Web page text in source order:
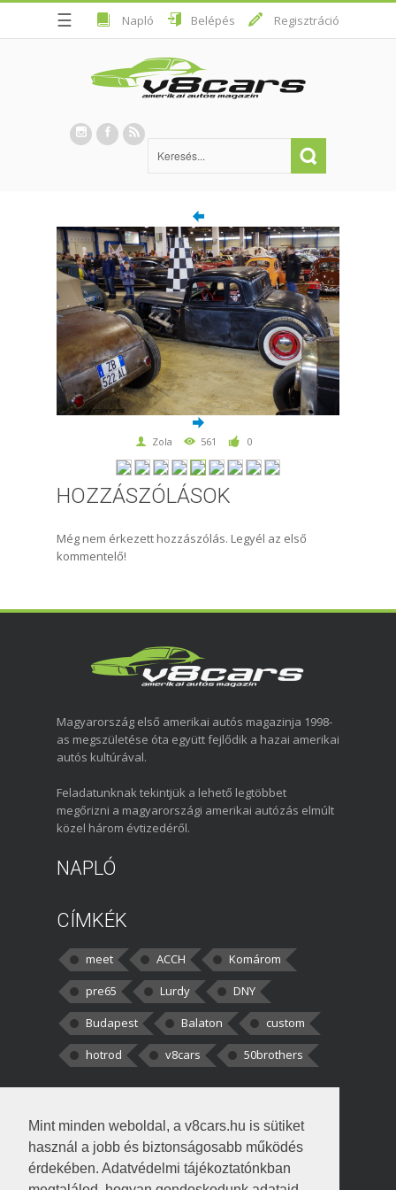
Mint minden weboldal, a v8cars.hu is sütiket
használ a jobb és biztonságosabb működés
érdekében. Adatvédelmi tájékoztatónkban
☰ Napló Belépés Regisztráció
Zola 561 0
HOZZÁSZÓLÁSOK
Még nem érkezett hozzászólás. Legyél az első
kommentelő!
Magyarország első amerikai autós magazinja 1998-
as megszületése óta együtt fejlődik a hazai amerikai
autós kultúrával.
Feladatunknak tekintjük a lehető legtöbbet
megőrizni a magyarországi amerikai autózás elmúlt
közel három évtizedéről.
NAPLÓ
CÍMKÉK
meet ACCH
Komárom
pre65
Lurdy
DNY
Budapest
Balaton
custom
hotrod
v8cars 50brothers
kortisz:Elszúrtam! Én csak két
darabbaal számoltam. Nem tudtam, hogy fél autót,